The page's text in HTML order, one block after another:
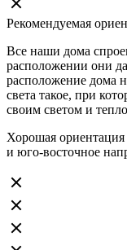
Рекомендуемая
Все наши дома
расположении они
расположение дома
света такое, при
своим светом и
Хорошая
и юго-восточное